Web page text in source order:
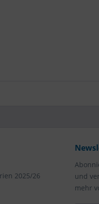
2025/26
und
mehr